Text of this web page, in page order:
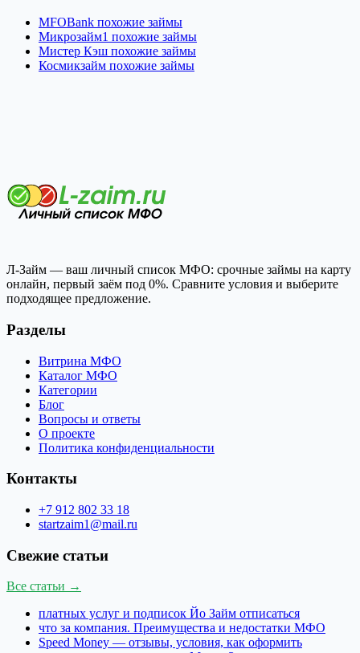
MFOBank похожие займы
Микрозайм1 похожие займы
Мистер Кэш похожие займы
Космикзайм похожие займы
Л-Займ — ваш личный список МФО: срочные займы на карту
онлайн, первый заём под 0%. Сравните условия и выберите
подходящее предложение.
Разделы
Витрина МФО
Каталог МФО
Категории
Блог
Вопросы и ответы
О проекте
Политика конфиденциальности
Контакты
+7 912 802 33 18
startzaim1@mail.ru
Свежие статьи
Все статьи →
платных услуг и подписок Йо Займ отписаться
что за компания. Преимущества и недостатки МФО
Speed Money — отзывы, условия, как оформить